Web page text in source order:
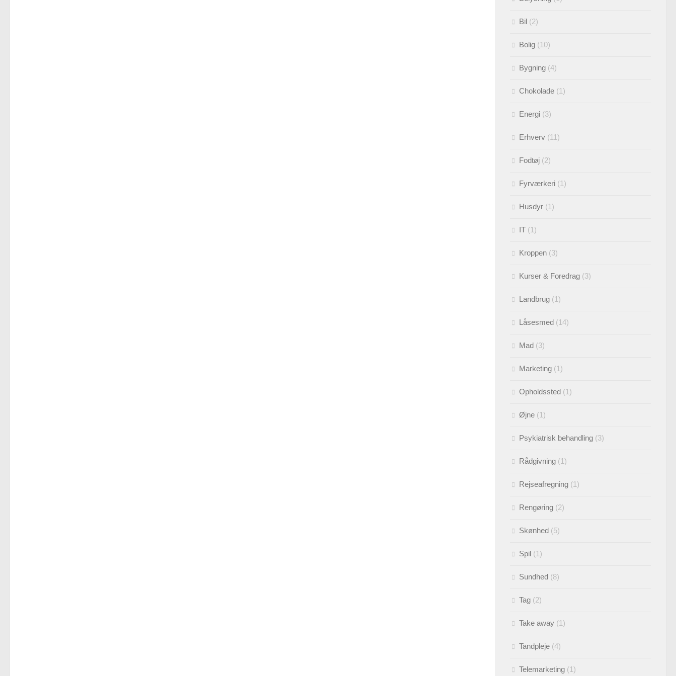
Bil (2)
Bolig (10)
Bygning (4)
Chokolade (1)
Energi (3)
Erhverv (11)
Fodtøj (2)
Fyrværkeri (1)
Husdyr (1)
IT (1)
Kroppen (3)
Kurser & Foredrag (3)
Landbrug (1)
Låsesmed (14)
Mad (3)
Marketing (1)
Opholdssted (1)
Øjne (1)
Psykiatrisk behandling (3)
Rådgivning (1)
Rejseafregning (1)
Rengøring (2)
Skønhed (5)
Spil (1)
Sundhed (8)
Tag (2)
Take away (1)
Tandpleje (4)
Telemarketing (1)